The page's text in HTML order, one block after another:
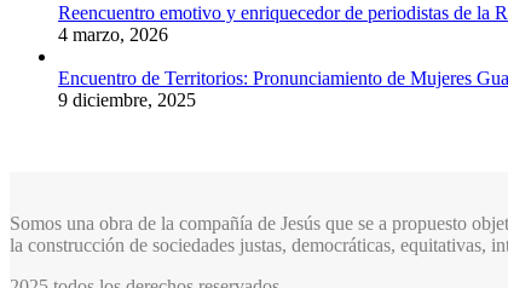
Reencuentro emotivo y enriquecedor de periodistas de la
4 marzo, 2026
Encuentro de Territorios: Pronunciamiento de Mujeres
9 diciembre, 2025
Somos una obra de la compañía de Jesús que se a propuesto
la construcción de sociedades justas, democráticas, equitativas,